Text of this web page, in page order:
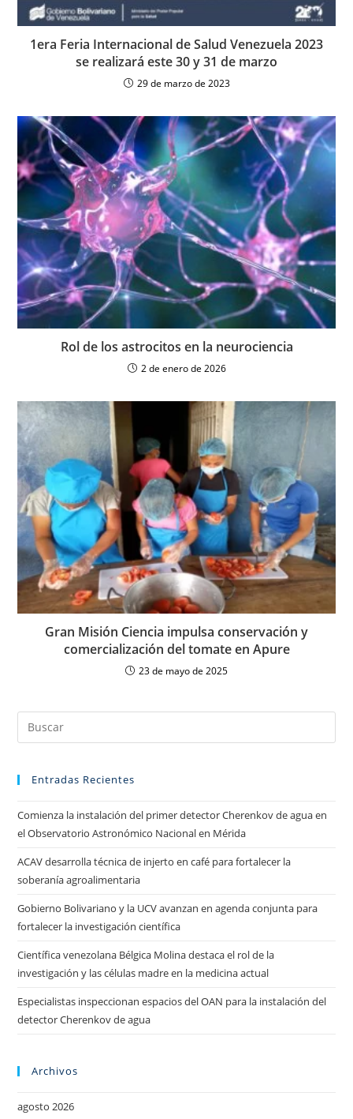
1era Feria Internacional de Salud Venezuela 2023
se realizará este 30 y 31 de marzo
29 de marzo de 2023
Rol de los astrocitos en la neurociencia
2 de enero de 2026
Gran Misión Ciencia impulsa conservación y
comercialización del tomate en Apure
23 de mayo de 2025
Entradas Recientes
Comienza la instalación del primer detector Cherenkov de agua en
el Observatorio Astronómico Nacional en Mérida
ACAV desarrolla técnica de injerto en café para fortalecer la
soberanía agroalimentaria
Gobierno Bolivariano y la UCV avanzan en agenda conjunta para
fortalecer la investigación científica
Científica venezolana Bélgica Molina destaca el rol de la
investigación y las células madre en la medicina actual
Especialistas inspeccionan espacios del OAN para la instalación del
detector Cherenkov de agua
Archivos
agosto 2026